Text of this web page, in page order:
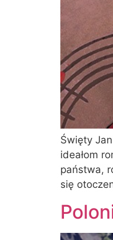
Święty
ideałom
państwa,
się